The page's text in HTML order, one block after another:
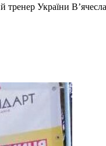
тренер України